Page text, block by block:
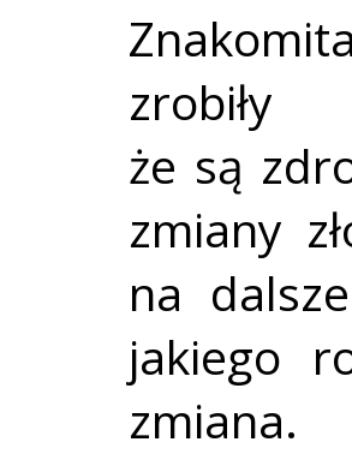
zrobiły
że są
zmiany
na
jakiego
zmiana.